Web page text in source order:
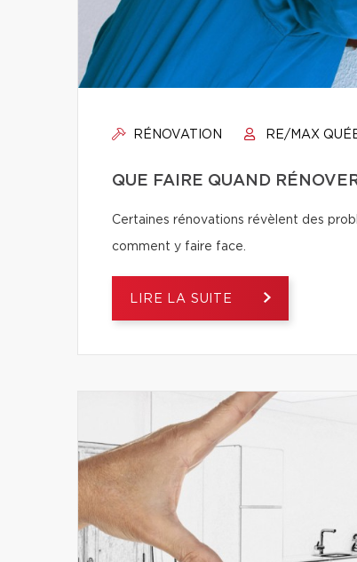
RÉNOVATION RE/MAX
QUE FAIRE QUAND
Certaines rénovations révèlent des
comment y faire face.
LIRE LA SUITE